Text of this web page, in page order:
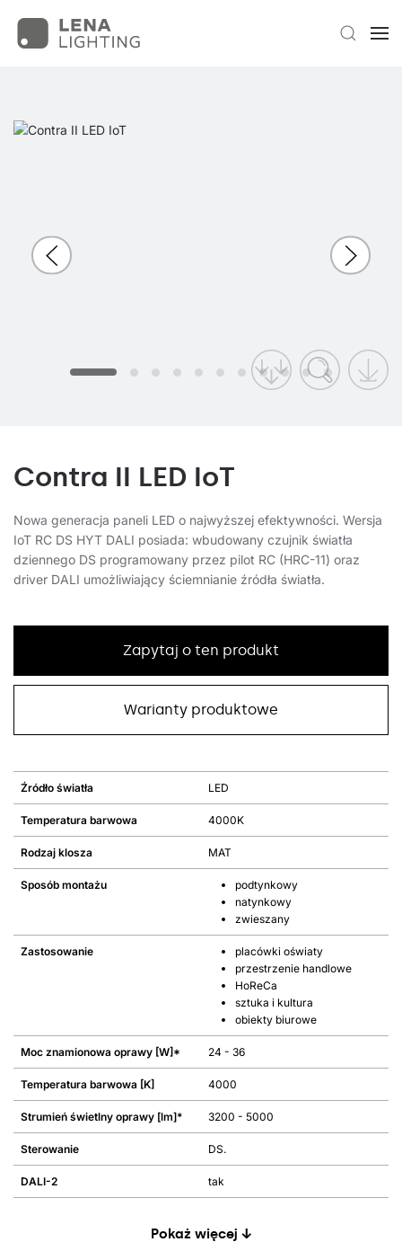
Contra II LED IoT
Nowa generacja paneli LED o najwyższej efektywności. Wersja
IoT RC DS HYT DALI posiada: wbudowany czujnik światła
dziennego DS programowany przez pilot RC (HRC-11) oraz
driver DALI umożliwiający ściemnianie źródła światła.
Zapytaj o ten produkt
Warianty produktowe
Źródło światła LED
Temperatura barwowa 4000K
Rodzaj klosza MAT
Sposób montażu
podtynkowy
natynkowy
zwieszany
Zastosowanie
placówki oświaty
przestrzenie handlowe
HoReCa
sztuka i kultura
obiekty biurowe
Moc znamionowa oprawy [W]* 24 - 36
Temperatura barwowa [K] 4000
Strumień świetlny oprawy [lm]* 3200 - 5000
Sterowanie DS.
DALI-2 tak
Pokaż więcej ↓